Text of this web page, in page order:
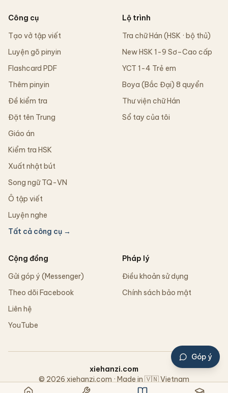
Công cụ
Tạo vở tập viết
Luyện gõ pinyin
Flashcard PDF
Thêm pinyin
Đề kiểm tra
Đặt tên Trung
Giáo án
Kiểm tra HSK
Xuất nhật bút
Song ngữ TQ-VN
Ô tập viết
Luyện nghe
Tất cả công cụ →
Lộ trình
Tra chữ Hán (HSK · bộ thủ)
New HSK 1-9 Sơ–Cao cấp
YCT 1-4 Trẻ em
Boya (Bắc Đại) 8 quyển
Thư viện chữ Hán
Sổ tay của tôi
Cộng đồng
Gửi góp ý (Messenger)
Theo dõi Facebook
Liên hệ
YouTube
Pháp lý
Điều khoản sử dụng
Chính sách bảo mật
xiehanzi.com
© 2026 xiehanzi.com · Made in 🇻🇳 Vietnam
Góp ý